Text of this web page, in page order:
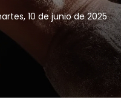
10 de junio de 2025